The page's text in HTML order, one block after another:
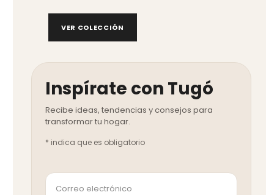
VER COLECCIÓN
Inspírate con Tugó
* indica que es obligatorio